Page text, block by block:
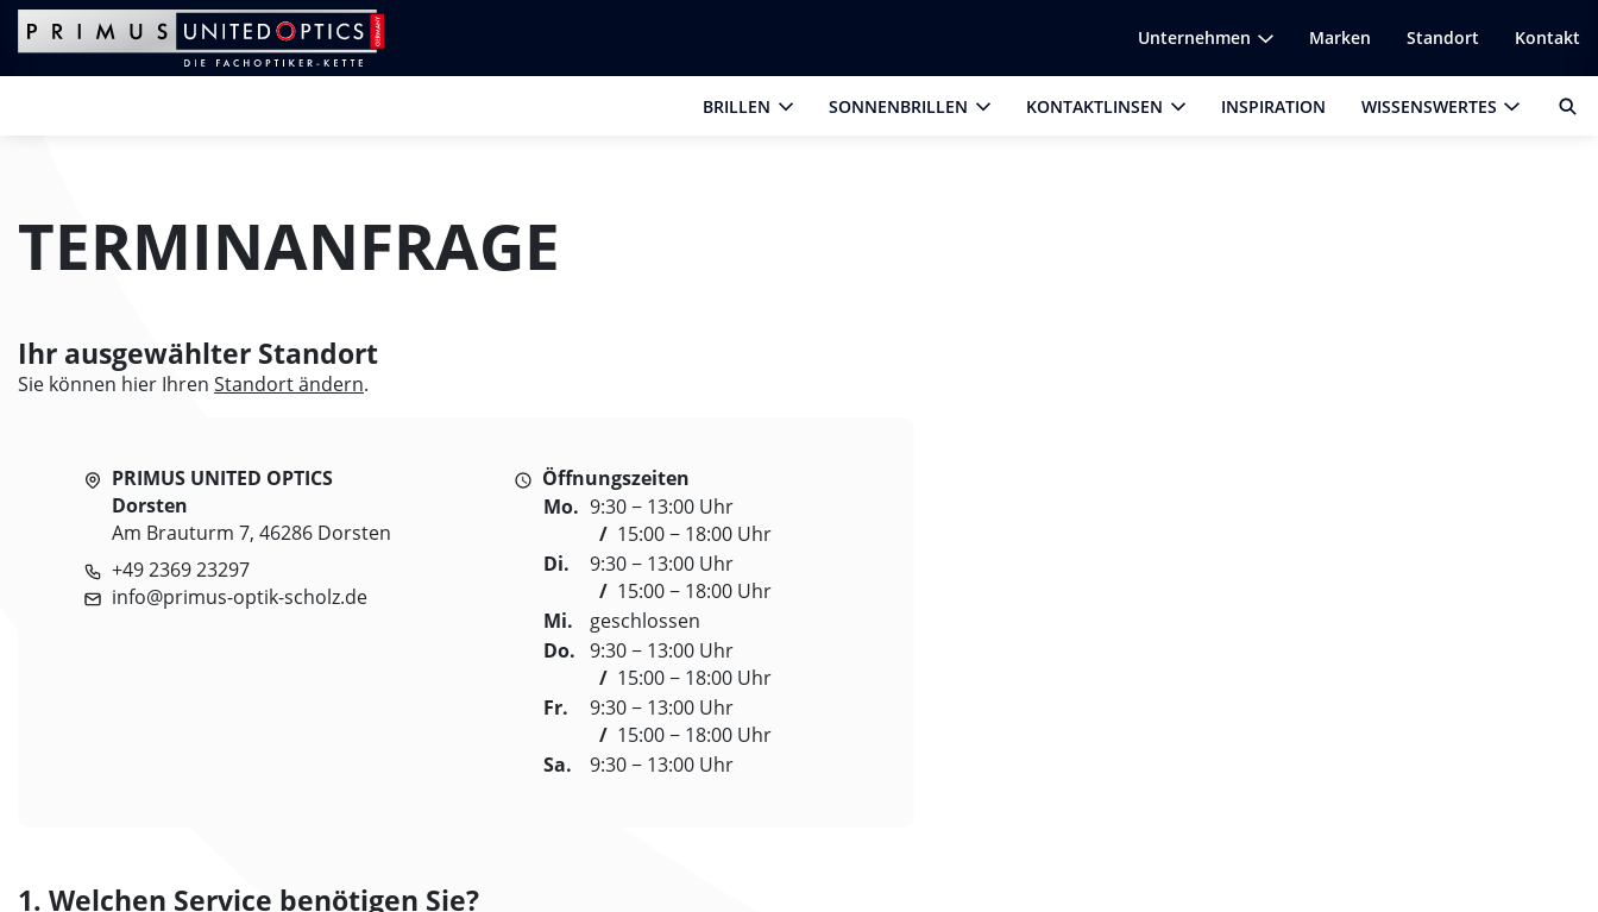
Zum Hauptinhalt springen
Zum Footer springen
Zum Ende der Navigation springen
Unternehmen Marken Standort Kontakt
BRILLEN SONNENBRILLEN KONTAKTLINSEN INSPIRATION WISSENSWERTES
Zum Beginn der Navigation springen
TERMINANFRAGE
Ihr ausgewählter Standort
Sie können hier Ihren Standort ändern.
PRIMUS UNITED OPTICS
Dorsten
Am Brauturm 7, 46286 Dorsten
+49 2369 23297
info@primus-optik-scholz.de
Öffnungszeiten
Mo. 9:30 − 13:00 Uhr
/ 15:00 − 18:00 Uhr
Di.
9:30 − 13:00 Uhr
/ 15:00 − 18:00 Uhr
Mi.
geschlossen
Do. 9:30 − 13:00 Uhr
/ 15:00 − 18:00 Uhr
Fr.
9:30 − 13:00 Uhr
/ 15:00 − 18:00 Uhr
Sa.
9:30 − 13:00 Uhr
1. Welchen Service benötigen Sie?